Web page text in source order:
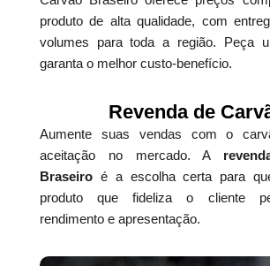
produto de alta qualidade, com
volumes para toda a região. Peça
garanta o melhor custo-benefício.
Revenda de
Aumente suas vendas com o
aceitação no mercado. A
Braseiroé a escolha certa para
produto que fideliza o cliente
rendimento e apresentação.